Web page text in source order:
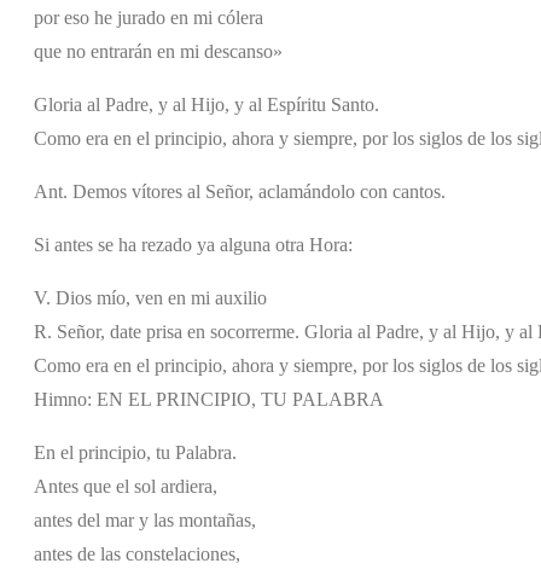
por eso he jurado en mi cólera
que no entrarán en mi descanso»
Gloria al Padre, y al Hijo, y al Espíritu Santo.
Como era en el principio, ahora y siempre, por los siglos de los
Ant. Demos vítores al Señor, aclamándolo con cantos.
Si antes se ha rezado ya alguna otra Hora:
V. Dios mío, ven en mi auxilio
R. Señor, date prisa en socorrerme. Gloria al Padre, y al Hijo, y al
Como era en el principio, ahora y siempre, por los siglos de los
Himno: EN EL PRINCIPIO, TU PALABRA
En el principio, tu Palabra.
Antes que el sol ardiera,
antes del mar y las montañas,
antes de las constelaciones,